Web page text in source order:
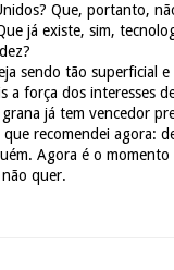
Que, portanto,
já existe, sim,
sendo tão superficial
a força dos interesses
já tem vencedor
recomendei agora:
Agora é o
quer.